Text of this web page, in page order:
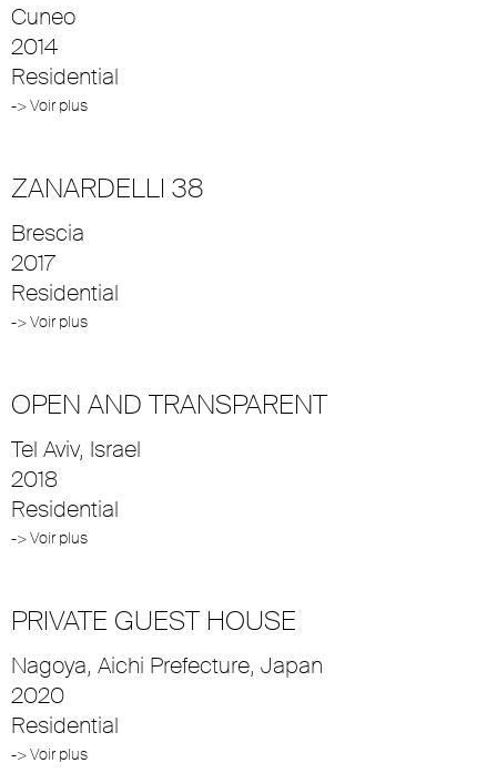
Cuneo
2014
Residential
-> Voir plus
ZANARDELLI 38
Brescia
2017
Residential
-> Voir plus
OPEN AND TRANSPARENT
Tel Aviv, Israel
2018
Residential
-> Voir plus
PRIVATE GUEST HOUSE
Nagoya, Aichi Prefecture, Japan
2020
Residential
-> Voir plus